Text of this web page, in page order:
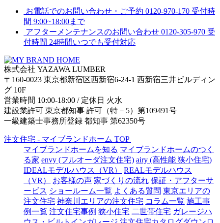
お電話でのお問い合わせ・ご予約 0120-970-170 受付時
間 9:00~18:00まで
アフターメンテナンスのお問い合わせ 0120-305-970 受
付時間 24時間いつでも受付対応
株式会社 YAZAWA LUMBER
〒160-0023 東京都新宿区西新宿6-24-1 西新宿三井ビルディン
グ 10F
営業時間 10:00-18:00 / 定休日 火水
建設業許可 東京都知事 許可（特－5）第109491号
一級建築士事務所登録 都知事 第62350号
注文住宅 - マイブランドホーム TOP
マイブランドホームを知る マイブランドホームのつく
る家 envy (フルオーダ注文住宅) airy (高性能 狭小住宅)
IDEALモデルハウス（VR）
REALモデルハウス
（VR）
お客様の声 家づくりの流れ 保証・アフターサ
ービス ショールーム一覧 よくある質問 東京エリアの
注文住宅 神奈川エリアの注文住宅 コラム一覧 施工事
例一覧 注文住宅事例 狭小住宅 二世帯住宅 ガレージハ